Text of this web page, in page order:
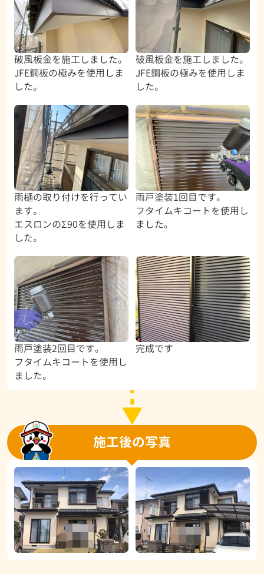
破風板金を施工しました。
JFE鋼板の極みを使用しま
した。
破風板金を施工しました。
JFE鋼板の極みを使用しま
した。
雨樋の取り付けを行ってい
ます。
エスロンのΣ90を使用しま
した。
雨戸塗装1回目です。
フタイムキコートを使用し
ました。
雨戸塗装2回目です。
フタイムキコートを使用し
ました。
完成です
施工後の写真